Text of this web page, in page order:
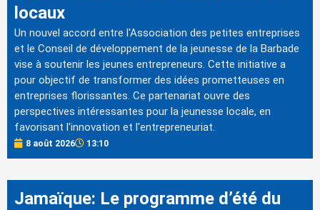
locaux
Un nouvel accord entre l'Association des petites entreprises
et le Conseil de développement de la jeunesse de la Barbade
vise à soutenir les jeunes entrepreneurs. Cette initiative a
pour objectif de transformer des idées prometteuses en
entreprises florissantes. Ce partenariat ouvre des
perspectives intéressantes pour la jeunesse locale, en
favorisant l'innovation et l'entrepreneuriat.
8 août 2026 13:10
Jamaïque: Le programme d’été du